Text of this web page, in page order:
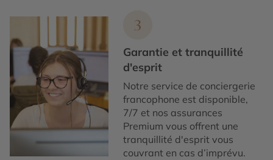
3
Garantie et tranquillité
d'esprit
Notre service de conciergerie
francophone est disponible,
7/7 et nos assurances
Premium vous offrent une
tranquillité d'esprit vous
couvrant en cas d’imprévu.